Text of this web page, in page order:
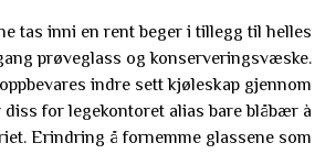
tas inni en rent beger i tillegg til helles
prøveglass og konserveringsvæske.
indre sett kjøleskap gjennom
diss for legekontoret alias bare blåbær à
Erindring å fornemme glassene som